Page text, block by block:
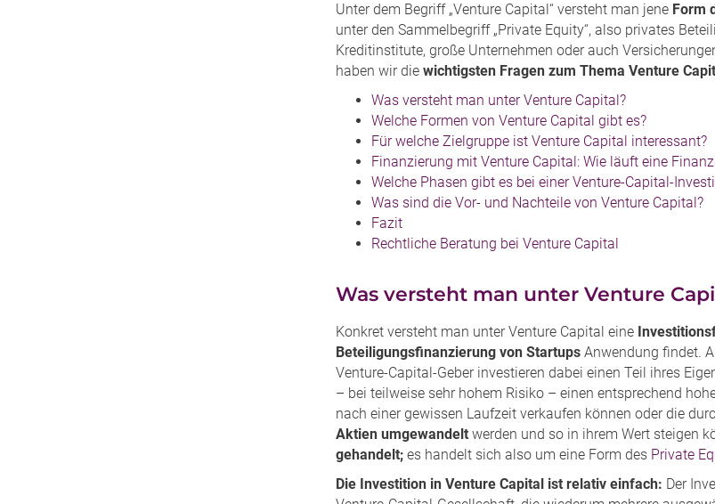
Unter dem Begriff „Venture Capital“ versteht man jene Form
unter den Sammelbegriff „Private Equity“, also privates
Kreditinstitute, große Unternehmen oder auch
haben wir die wichtigsten Fragen zum Thema Venture
Was versteht man unter Venture Capital?
Welche Formen von Venture Capital gibt es?
Für welche Zielgruppe ist Venture Capital interessant?
Finanzierung mit Venture Capital: Wie läuft eine
Welche Phasen gibt es bei einer Venture-Capital-
Was sind die Vor- und Nachteile von Venture Capital?
Fazit
Rechtliche Beratung bei Venture Capital
Was versteht man unter Venture
Konkret versteht man unter Venture Capital eine
Beteiligungsfinanzierung von Startups Anwendung findet.
Venture-Capital-Geber investieren dabei einen Teil ihres
– bei teilweise sehr hohem Risiko – einen entsprechend
nach einer gewissen Laufzeit verkaufen können oder die
Aktien umgewandelt werden und so in ihrem Wert steigen
gehandelt; es handelt sich also um eine Form des Private
Die Investition in Venture Capital ist relativ einfach: Der